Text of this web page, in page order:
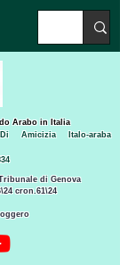
di Genova
cron.61\24
Arabo in Italia
Amicizia Italo-araba